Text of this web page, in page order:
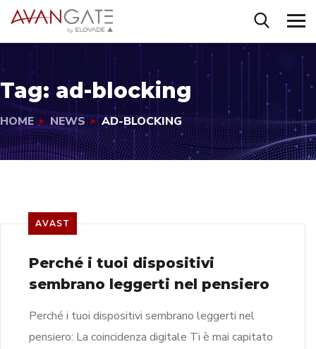
Tag: ad-blocking
HOME NEWS AD-BLOCKING
AVAST
Perché i tuoi dispositivi
sembrano leggerti nel pensiero
Perché i tuoi dispositivi sembrano leggerti nel
pensiero: La coincidenza digitale Ti è mai capitato